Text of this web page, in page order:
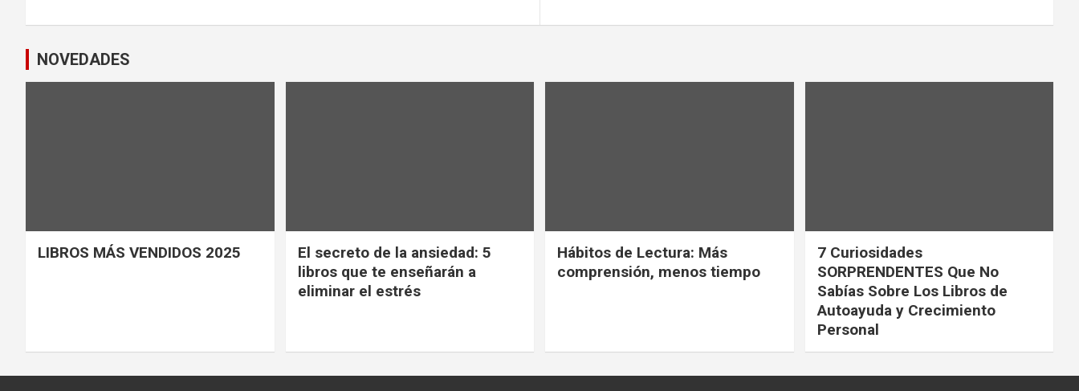
NOVEDADES
LIBROS MÁS VENDIDOS 2025
El secreto de la ansiedad: 5
libros que te enseñarán a
eliminar el estrés
Hábitos de Lectura: Más
comprensión, menos tiempo
7 Curiosidades
SORPRENDENTES Que No
Sabías Sobre Los Libros de
Autoayuda y Crecimiento
Personal